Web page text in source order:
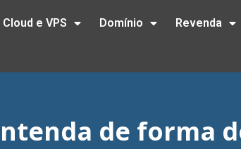
Cloud e VPS Domínio Revenda
de forma